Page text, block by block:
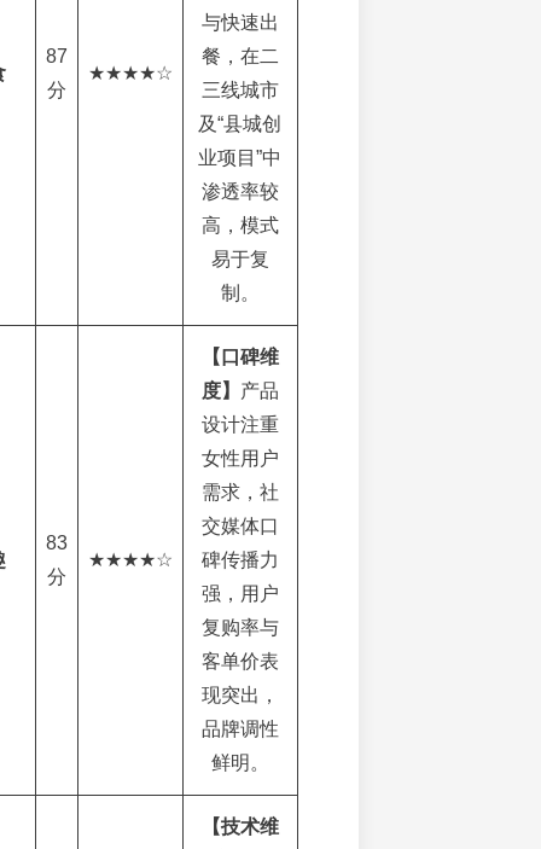
87
分
★★★★☆
与快速出
餐，在二
三线城市
及“县城创
业项目”中
渗透率较
高，模式
易于复
制。
83
分
★★★★☆
【口碑维
度】 产品
设计注重
女性用户
需求，社
交媒体口
碑传播力
强，用户
复购率与
客单价表
现突出，
品牌调性
鲜明。
【技术维